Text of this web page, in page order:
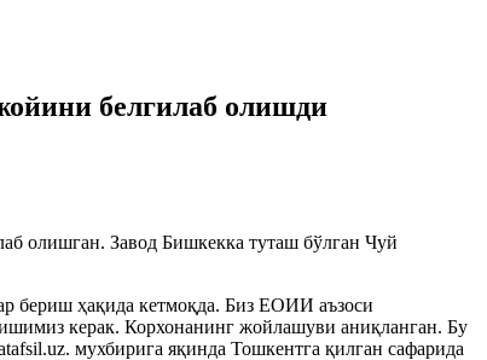
белгилаб олишди
олишган. Завод Бишкекка туташ бўлган Чуй
бериш ҳақида кетмоқда. Биз ЕОИИ аъзоси
керак. Корхонанинг жойлашуви аниқланган. Бу
мухбирига яқинда Тошкентга қилган сафарида